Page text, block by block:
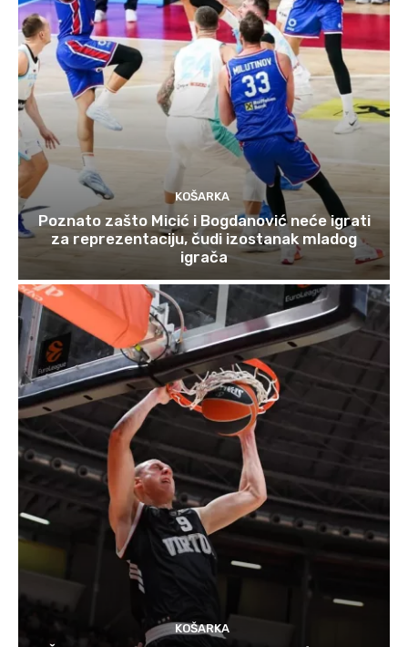
KOŠARKA
Poznato zašto Micić i Bogdanović neće igrati
za reprezentaciju, čudi izostanak mladog
igrača
KOŠARKA